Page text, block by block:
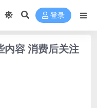
登录
内容 消费后关注